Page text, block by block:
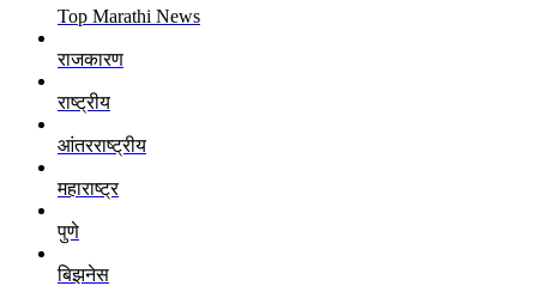
Top Marathi News
राजकारण
राष्ट्रीय
आंतरराष्ट्रीय
महाराष्ट्र
पुणे
बिझनेस